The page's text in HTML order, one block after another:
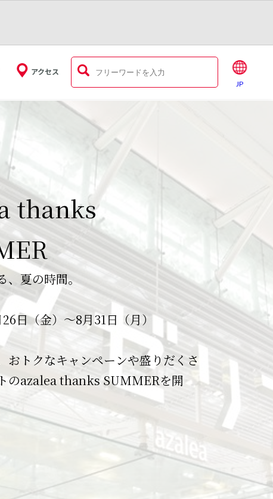
アクセス
JP
に川崎アゼリア
年！！
2026年10月1日に
ます。
てくださったお客様、地域の皆様、
アに関わるすべての方々へ
気持ちを込めて、様々なイベントや
を開催します。
ともに歩んだ40年の節目を、皆さま
thanks
、夏の時間。
26日（金）～8月31日（月）
おトクなキャンペーンや盛りだくさ
のazalea thanks SUMMERを開
リア求人情報
で働いてみませんか？
急川崎駅直結で雨にぬれずに通勤で
務地です。
ではのメリットもたくさん！
報を見るからご確認ください！
のお知らせ
ゼリアをご利用いただきありがとう
）全店休業とさせていただきます。
融機関は通常営業いたします。
通営業通り通行出来ます。
営業いたします。
リア営業時間の
の最新の営業時間情報はこちらから
ます！
ス】10:00～21:00、【飲食店】11:00
朝営業、延長営業、時間短縮を行っ
PLUSカード新
募集中！
費無料！
イントが貯まる！
える！
ネーに変換！
駐車場からのお
車場をご利用いただき誠にありがと
す。
にはお客様の安全確保のため事前の
閉鎖いたしますので、
準について予めご確認とご留意をお
ます。
の閉鎖基準～
戒レベル４】避難指示発令時
会社が危険だと